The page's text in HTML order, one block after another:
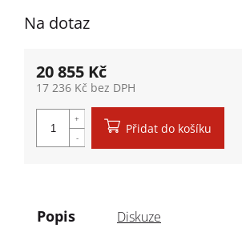
Na dotaz
20 855 Kč
17 236 Kč bez DPH
Přidat do košíku
Popis Diskuze